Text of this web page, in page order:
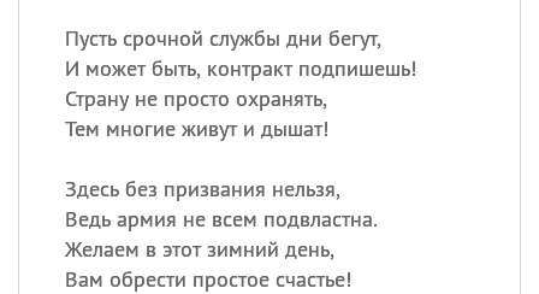
Пусть срочной службы дни бегут,
И может быть, контракт подпишешь!
Страну не просто охранять,
Тем многие живут и дышат!
Здесь без призвания нельзя,
Ведь армия не всем подвластна.
Желаем в этот зимний день,
Вам обрести простое счастье!